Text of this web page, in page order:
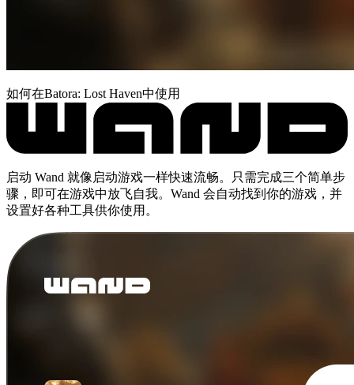
如何在Batora: Lost Haven中使用
启动 Wand 就像启动游戏一样快速流畅。只需完成三个简单步
骤，即可在游戏中放飞自我。Wand 会自动找到你的游戏，并
设置好各种工具供你使用。